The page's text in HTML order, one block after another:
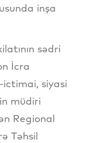
inşa
sədri
İcra
ictimai, siyasi
müdiri
Regional
Təhsil